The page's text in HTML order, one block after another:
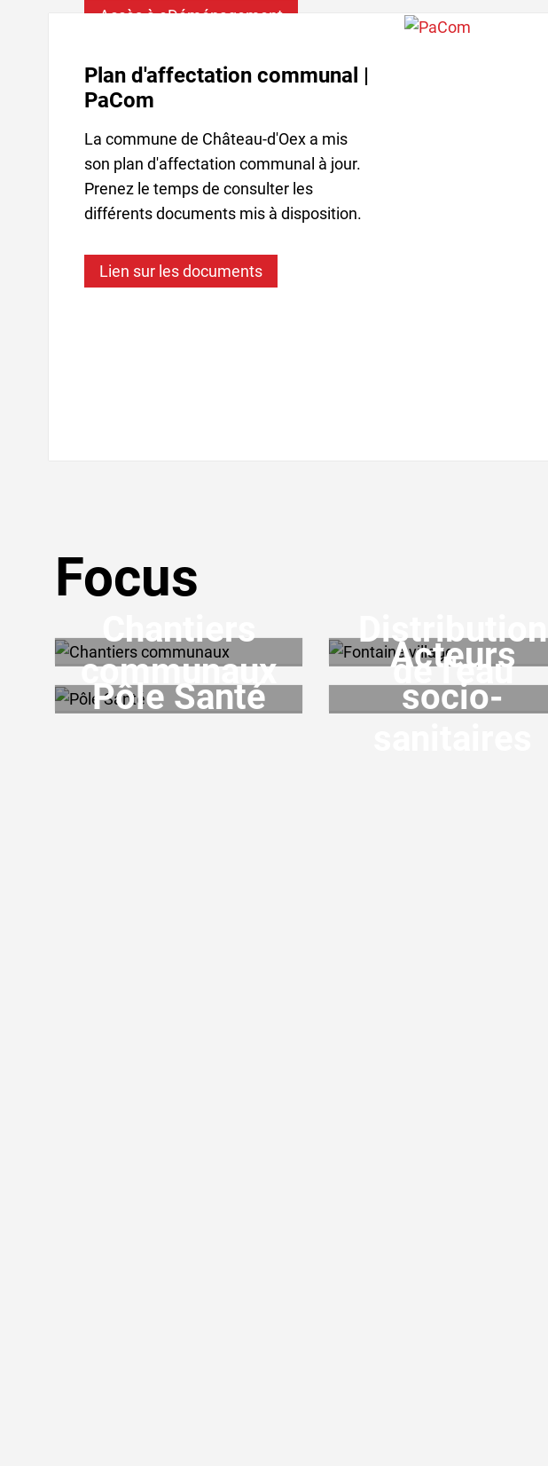
Accès à eDéménagement
Plan d'affectation communal |
PaCom
La commune de Château-d'Oex a mis
son plan d'affectation communal à jour.
Prenez le temps de consulter les
différents documents mis à disposition.
Lien sur les documents
Focus
Verschiedene Informationen
Chantiers
communaux
Distribution
de l'eau
Pôle Santé
Acteurs
socio-